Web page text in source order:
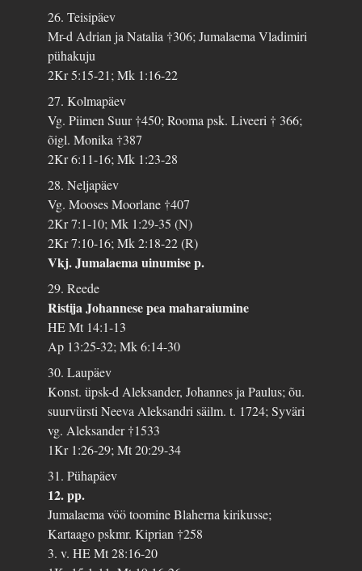
26. Teisipäev
Mr-d Adrian ja Natalia †306; Jumalaema Vladimiri
pühakuju
2Kr 5:15-21; Mk 1:16-22
27. Kolmapäev
Vg. Piimen Suur †450; Rooma psk. Liveeri † 366;
õigl. Monika †387
2Kr 6:11-16; Mk 1:23-28
28. Neljapäev
Vg. Mooses Moorlane †407
2Kr 7:1-10; Mk 1:29-35 (N)
2Kr 7:10-16; Mk 2:18-22 (R)
Vkj. Jumalaema uinumise p.
29. Reede
Ristija Johannese pea maharaiumine
HE Mt 14:1-13
Ap 13:25-32; Mk 6:14-30
30. Laupäev
Konst. üpsk-d Aleksander, Johannes ja Paulus; õu.
suurvürsti Neeva Aleksandri säilm. t. 1724; Syväri
vg. Aleksander †1533
1Kr 1:26-29; Mt 20:29-34
31. Pühapäev
12. pp.
Jumalaema vöö toomine Blaherna kirikusse;
Kartaago pskmr. Kiprian †258
3. v. HE Mt 28:16-20